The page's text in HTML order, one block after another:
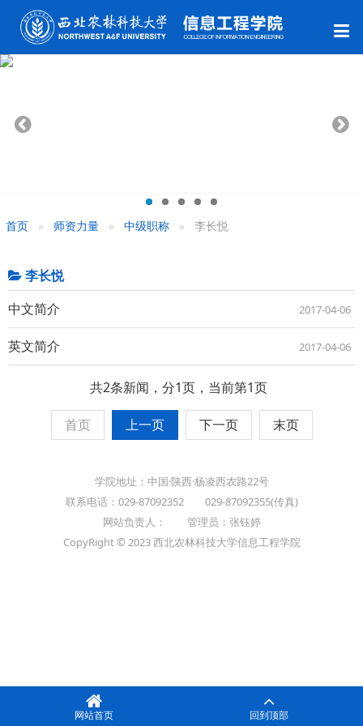
首页 师资力量 中级职称 李长悦
李长悦
中文简介
2017-04-06
英文简介 2017-04-06
共2条新闻，分1页，当前第1页
首页 上一页 下一页 末页
学院地址：中国·陕西·杨凌西农路22号
联系电话：029-87092352 029-87092355(传真)
网站负责人： 管理员：张钰婷
CopyRight © 2023 西北农林科技大学信息工程学院
网站首页 回到顶部